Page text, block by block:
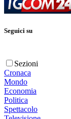
Seguici su
Sezioni
Cronaca
Mondo
Economia
Politica
Spettacolo